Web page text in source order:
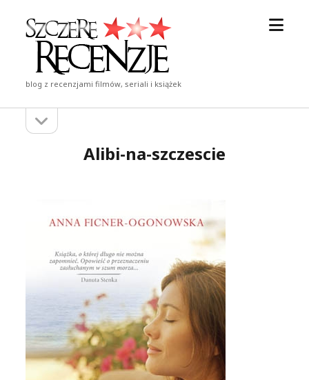
Szczere
Recenzje
blog z recenzjami filmów, seriali i książek
Pasekpasek
Alibi-na-szczescie